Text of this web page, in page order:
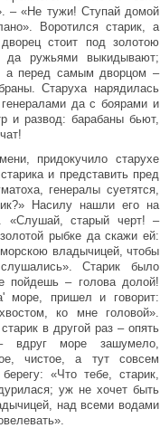
– «Не тужи! Ступай домой
Воротился старик, а
стоит под золотою
да ружьями выкидывают;
а перед самым дворцом –
Старуха нарядилась
да с боярами и
и развод: барабаны бьют,
придокучило старухе
и представить пред
генералы суетятся,
Насилу нашли его на
«Слушай, старый черт! –
рыбке да скажи ей:
владычицей, чтобы
Старик было
пойдешь – голова долой!
море, пришел и говорит:
ко мне головой».
в другой раз – опять
море зашумело,
чистое, а тут совсем
«Что тебе, старик,
уж не хочет быть
над всеми водами